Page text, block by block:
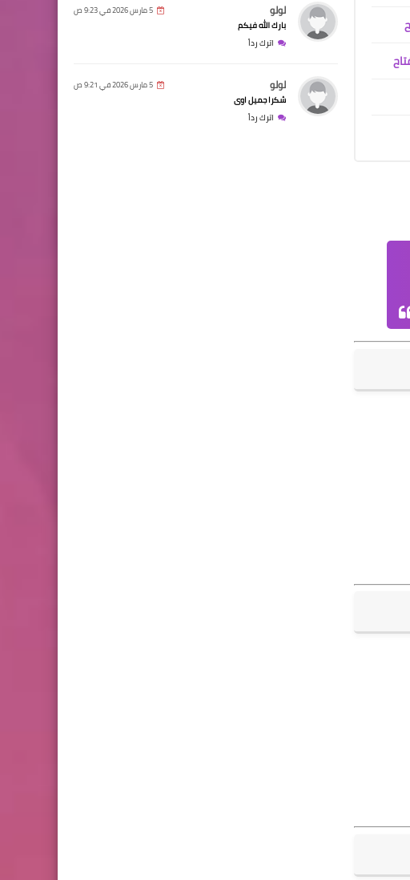
لولو 5 مارس 2026 في 9:23 ص
بارك الله فيكم
اترك رداً
لولو 5 مارس 2026 في 9:21 ص
شكرا جميل اوى
اترك رداً